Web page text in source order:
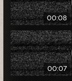
00:08
00:07